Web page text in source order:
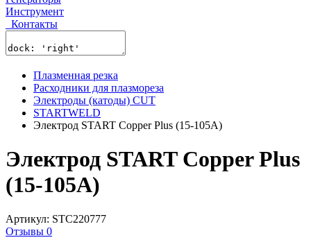
Инструмент
Контакты
Плазменная резка
Расходники для плазмореза
Электроды (катоды) CUT
STARTWELD
Электрод START Copper Plus (15-105А)
Электрод START Copper Plus
(15-105А)
Артикул: STC220777
Отзывы 0